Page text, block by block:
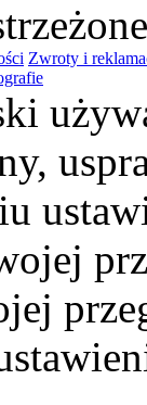
Zwroty i